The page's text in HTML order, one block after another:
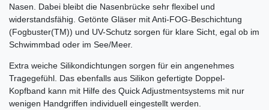
Nasen. Dabei bleibt die Nasenbrücke sehr flexibel und
widerstandsfähig. Getönte Gläser mit Anti-FOG-Beschichtung
(Fogbuster(TM)) und UV-Schutz sorgen für klare Sicht, egal ob im
Schwimmbad oder im See/Meer.
Extra weiche Silikondichtungen sorgen für ein angenehmes
Tragegefühl. Das ebenfalls aus Silikon gefertigte Doppel-
Kopfband kann mit Hilfe des Quick Adjustmentsystems mit nur
wenigen Handgriffen individuell eingestellt werden.